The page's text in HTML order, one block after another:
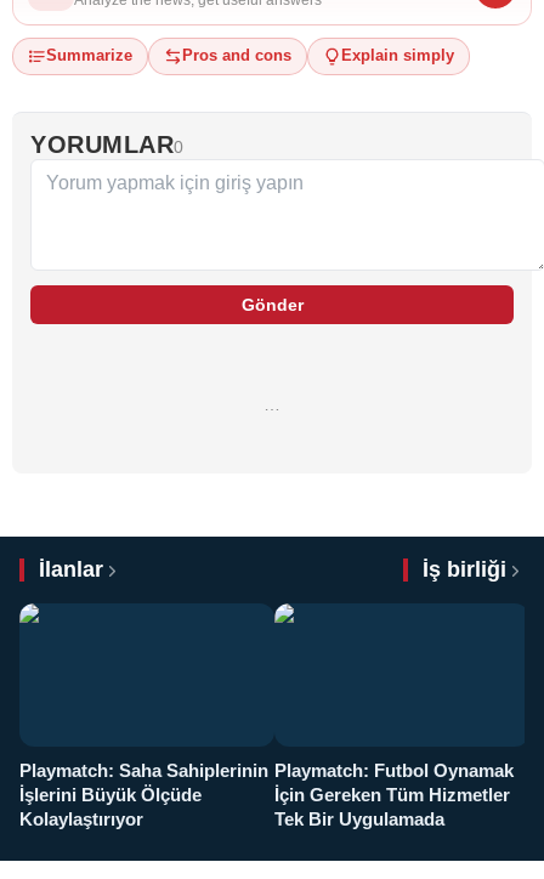
Summarize Pros and cons Explain simply
YORUMLAR0
Gönder
…
İlanlar İş birliği
Playmatch: Saha Sahiplerinin
İşlerini Büyük Ölçüde
Kolaylaştırıyor
Playmatch: Futbol Oynamak
İçin Gereken Tüm Hizmetler
Tek Bir Uygulamada